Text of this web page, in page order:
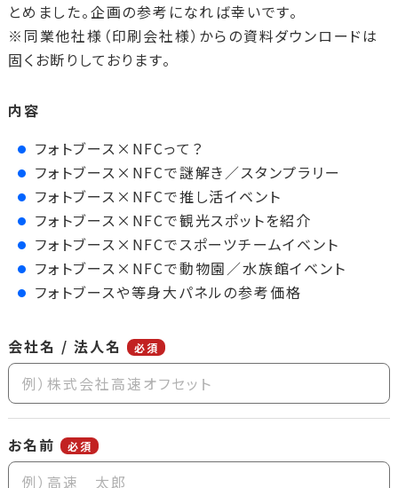
とめました。企画の参考になれば幸いです。
※同業他社様（印刷会社様）からの資料ダウンロードは
固くお断りしております。
内容
フォトブース×NFCって？
フォトブース×NFCで謎解き／スタンプラリー
フォトブース×NFCで推し活イベント
フォトブース×NFCで観光スポットを紹介
フォトブース×NFCでスポーツチームイベント
フォトブース×NFCで動物園／水族館イベント
フォトブースや等身大パネルの参考価格
会社名 / 法人名 必須
お名前 必須